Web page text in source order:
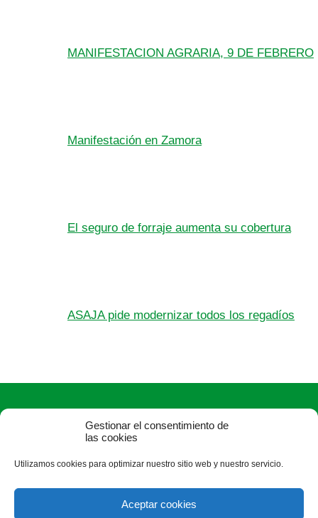
Gestionar el consentimiento de
las cookies
Utilizamos cookies para optimizar nuestro sitio web y nuestro servicio.
Aceptar cookies
MANIFESTACION AGRARIA, 9 DE FEBRERO
Manifestación en Zamora
El seguro de forraje aumenta su cobertura
ASAJA pide modernizar todos los regadíos
ASAJA Zamora - Jóvenes Agricultores
Plaza de Alemania, 1, 3ª - 49014 Zamora - España · Tel.: +34
980 532 154 ·zamora@asajazamora.com